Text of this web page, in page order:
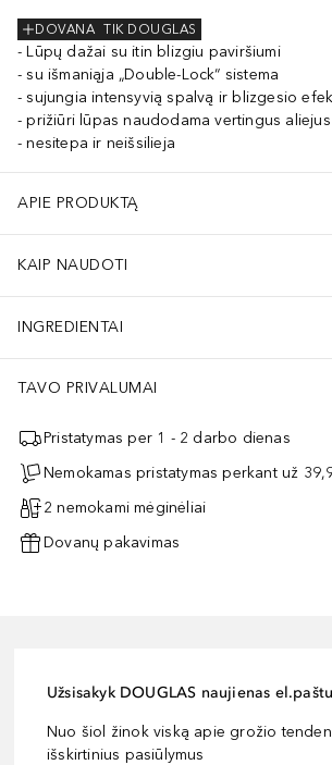
TIK DOUGLAS
DOVANA
Lūpų dažai su itin blizgiu paviršiumi
su išmaniąja „Double-Lock“ sistema
sujungia intensyvią spalvą ir blizgesio
prižiūri lūpas naudodama vertingus aliejus
nesitepa ir neišsilieja
APIE PRODUKTĄ
KAIP NAUDOTI
INGREDIENTAI
TAVO PRIVALUMAI
Pristatymas per 1 - 2 darbo dienas
Nemokamas pristatymas perkant už
2 nemokami mėginėliai
Dovanų pakavimas
Užsisakyk DOUGLAS naujienas
Nuo šiol žinok viską apie grožio
išskirtinius pasiūlymus